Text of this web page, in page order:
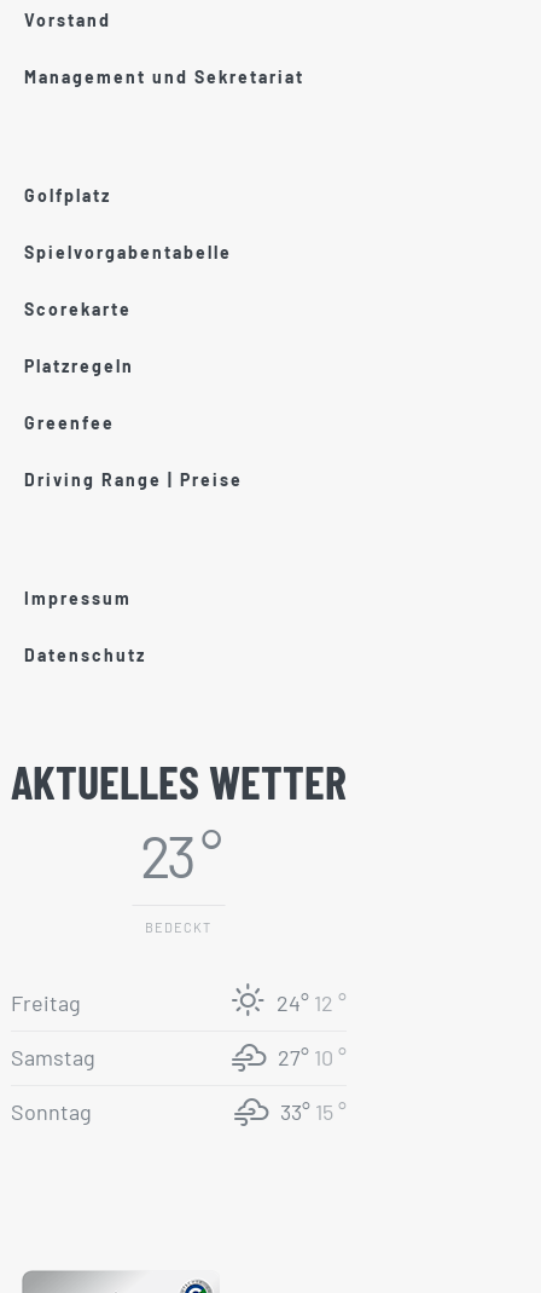
Vorstand
Management und Sekretariat
Golfplatz
Spielvorgabentabelle
Scorekarte
Platzregeln
Greenfee
Driving Range | Preise
Impressum
Datenschutz
AKTUELLES WETTER
23 °
BEDECKT
Freitag 24° 12 °
Samstag 27° 10 °
Sonntag 33° 15 °